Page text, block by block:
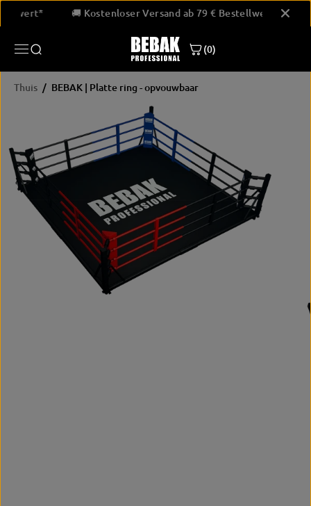
GA NAAR
INHOUD 🚚 Kostenloser Versand ab 79 € Bestellwert*
(0)
Thuis
BEBAK | Platte ring - opvouwbaar